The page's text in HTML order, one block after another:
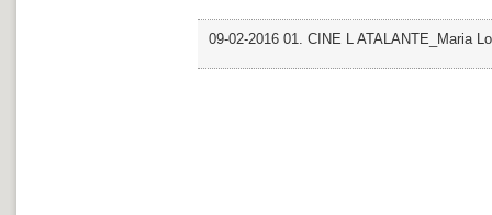
09-02-2016 01. CINE L ATALANTE_Maria